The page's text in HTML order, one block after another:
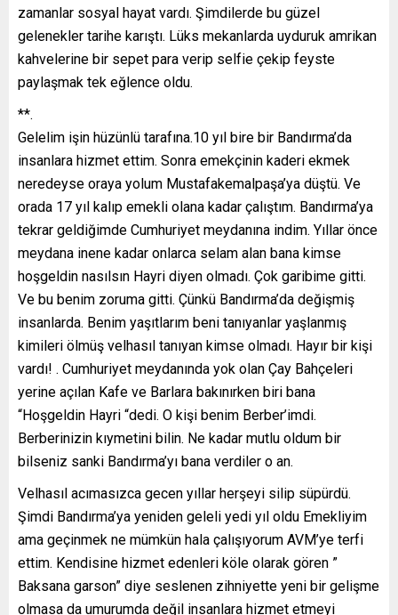
zamanlar sosyal hayat vardı. Şimdilerde bu güzel
gelenekler tarihe karıştı. Lüks mekanlarda uyduruk amrikan
kahvelerine bir sepet para verip selfie çekip feyste
paylaşmak tek eğlence oldu.
**.
Gelelim işin hüzünlü tarafına.10 yıl bire bir Bandırma’da
insanlara hizmet ettim. Sonra emekçinin kaderi ekmek
neredeyse oraya yolum Mustafakemalpaşa’ya düştü. Ve
orada 17 yıl kalıp emekli olana kadar çalıştım. Bandırma’ya
tekrar geldiğimde Cumhuriyet meydanına indim. Yıllar önce
meydana inene kadar onlarca selam alan bana kimse
hoşgeldin nasılsın Hayri diyen olmadı. Çok garibime gitti.
Ve bu benim zoruma gitti. Çünkü Bandırma’da değişmiş
insanlarda. Benim yaşıtlarım beni tanıyanlar yaşlanmış
kimileri ölmüş velhasıl tanıyan kimse olmadı. Hayır bir kişi
vardı! . Cumhuriyet meydanında yok olan Çay Bahçeleri
yerine açılan Kafe ve Barlara bakınırken biri bana
“Hoşgeldin Hayri “dedi. O kişi benim Berber’imdi.
Berberinizin kıymetini bilin. Ne kadar mutlu oldum bir
bilseniz sanki Bandırma’yı bana verdiler o an.
Velhasıl acımasızca gecen yıllar herşeyi silip süpürdü.
Şimdi Bandırma’ya yeniden geleli yedi yıl oldu Emekliyim
ama geçinmek ne mümkün hala çalışıyorum AVM’ye terfi
ettim. Kendisine hizmet edenleri köle olarak gören ”
Baksana garson” diye seslenen zihniyette yeni bir gelişme
olmasa da umurumda değil insanlara hizmet etmeyi